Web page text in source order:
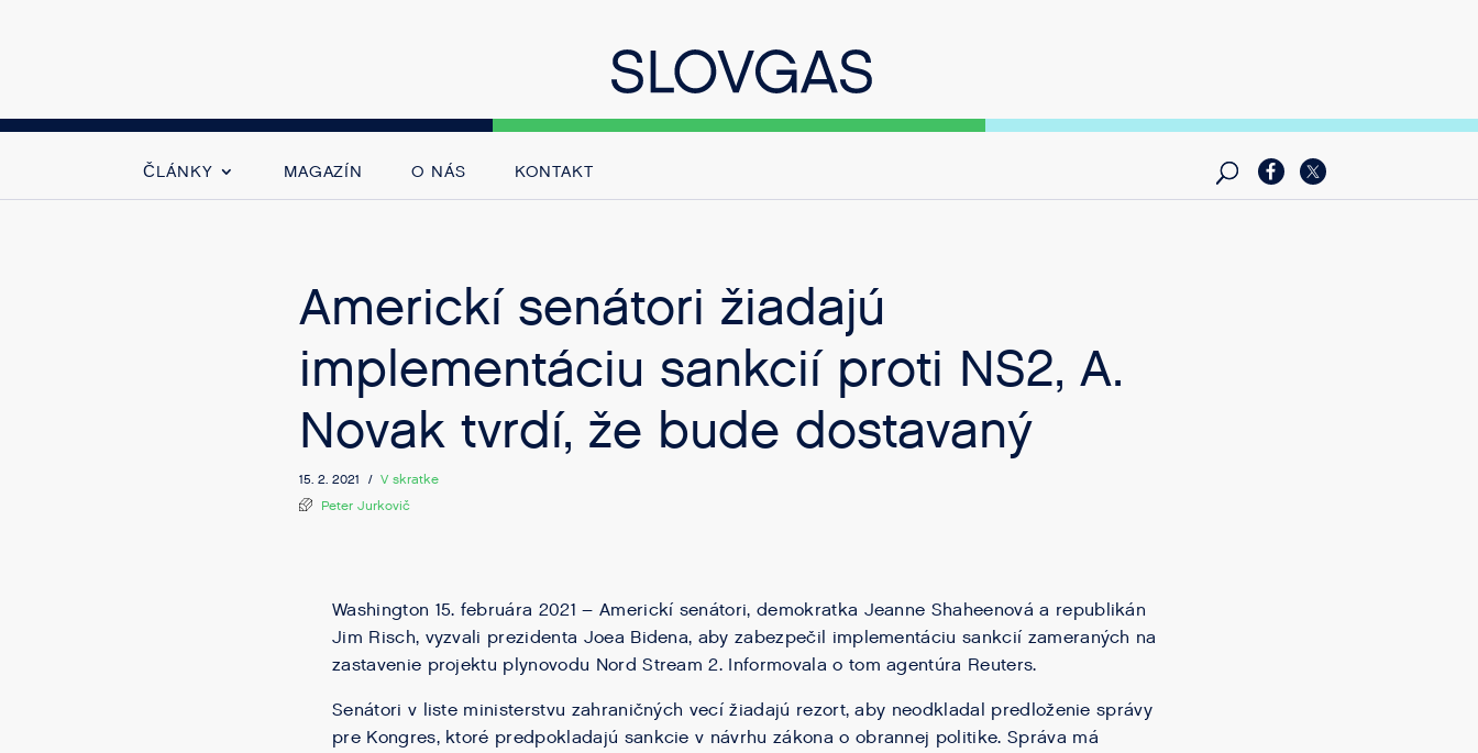
ČLÁNKY MAGAZÍN O NÁS KONTAKT
Americkí senátori žiadajú
implementáciu sankcií proti NS2, A.
Novak tvrdí, že bude dostavaný
15. 2. 2021 / V skratke
Peter Jurkovič
Washington 15. februára 2021 – Americkí senátori, demokratka Jeanne Shaheenová a republikán
Jim Risch, vyzvali prezidenta Joea Bidena, aby zabezpečil implementáciu sankcií zameraných na
zastavenie projektu plynovodu Nord Stream 2. Informovala o tom agentúra Reuters.
Senátori v liste ministerstvu zahraničných vecí žiadajú rezort, aby neodkladal predloženie správy
pre Kongres, ktoré predpokladajú sankcie v návrhu zákona o obrannej politike. Správa má